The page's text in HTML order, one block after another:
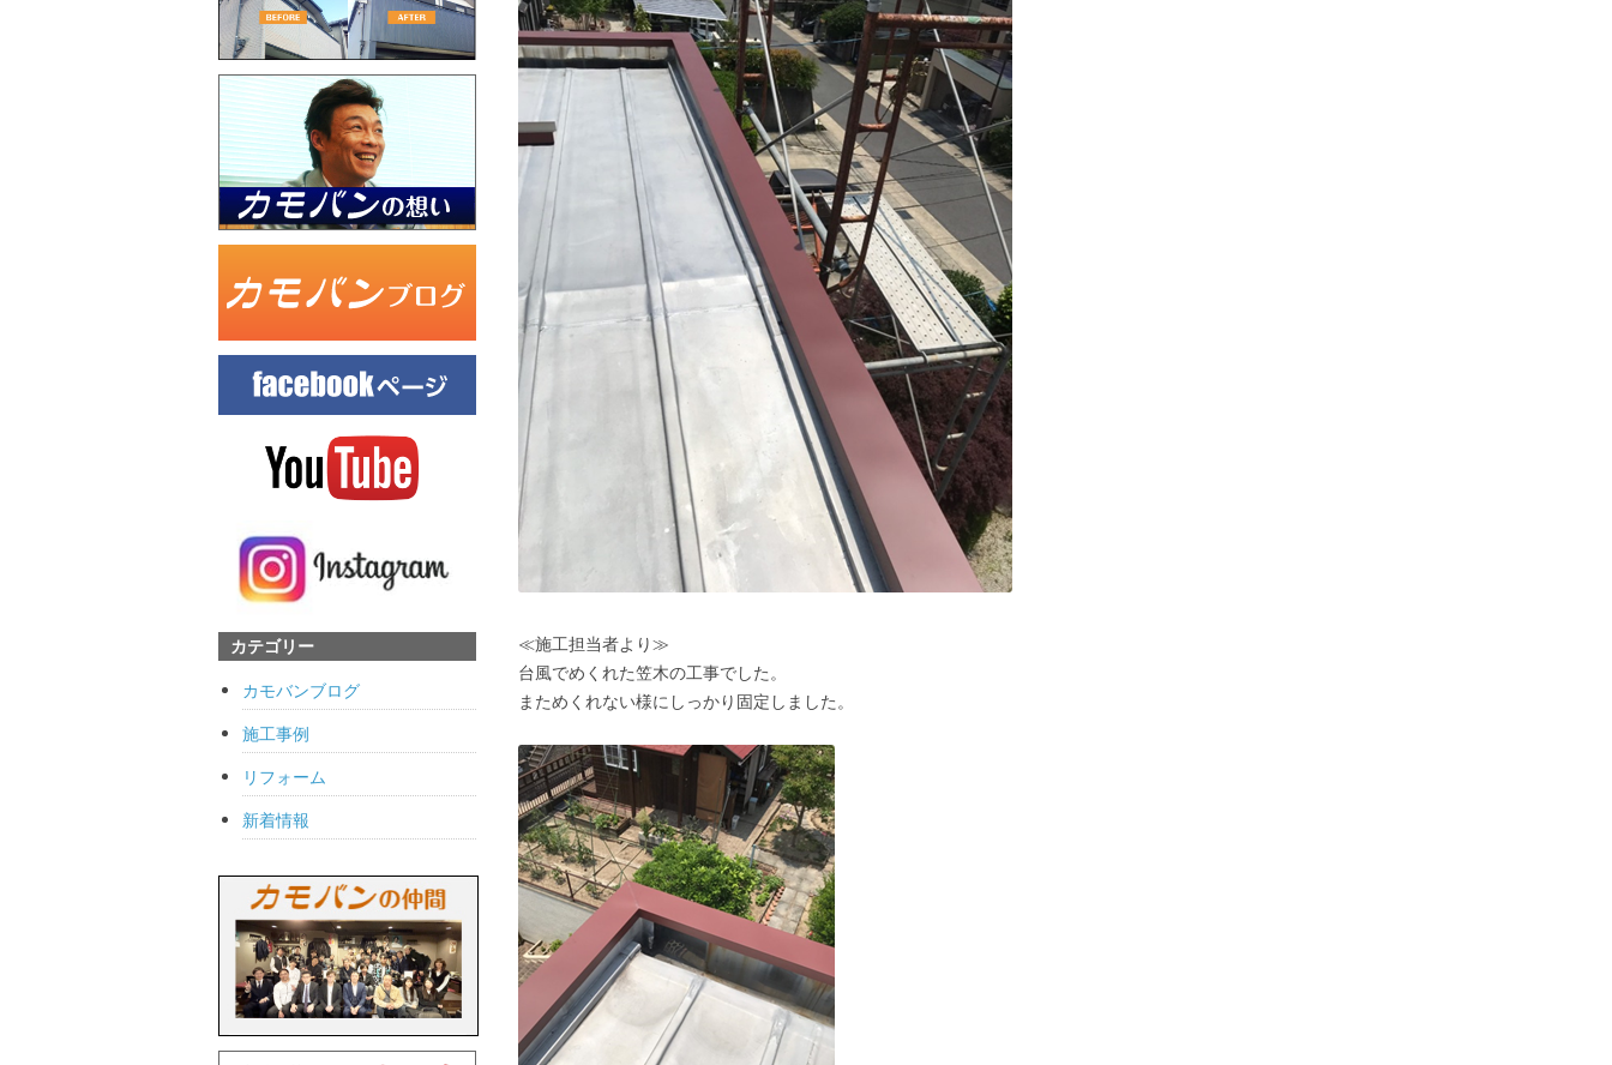
≪施工担当者より≫
台風でめくれた笠木の工事でした。
まためくれない様にしっかり固定しました。
カテゴリー
カモバンブログ
施工事例
リフォーム
新着情報